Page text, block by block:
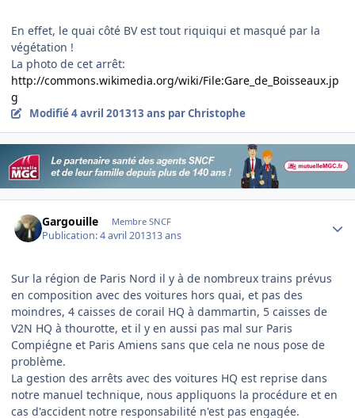
En effet, le quai côté BV est tout riquiqui et masqué par la
végétation !
La photo de cet arrêt:
http://commons.wikimedia.org/wiki/File:Gare_de_Boisseaux.jp
g
Modifié4 avril 201313 ans par Christophe
Gargouille Membre SNCF
Publication:4 avril 201313 ans
Sur la région de Paris Nord il y à de nombreux trains prévus
en composition avec des voitures hors quai, et pas des
moindres, 4 caisses de corail HQ à dammartin, 5 caisses de
V2N HQ à thourotte, et il y en aussi pas mal sur Paris
Compiégne et Paris Amiens sans que cela ne nous pose de
problème.
La gestion des arrêts avec des voitures HQ est reprise dans
notre manuel technique, nous appliquons la procédure et en
cas d'accident notre responsabilité n'est pas engagée.